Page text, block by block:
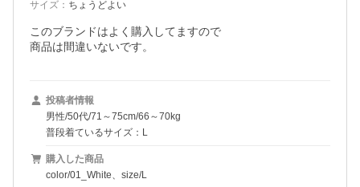
サイズ ： ちょうどよい
このブランドはよく購入してますので
商品は間違いないです。
投稿者情報
男性/50代/71～75cm/66～70kg
普段着ているサイズ：L
購入した商品
color/01_White、size/L